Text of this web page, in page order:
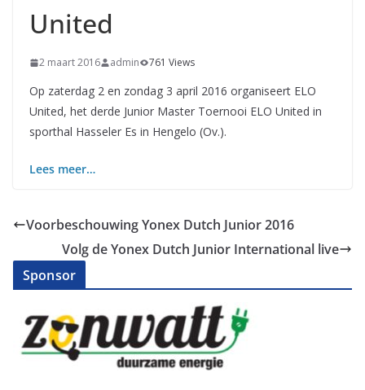
United
2 maart 2016 admin 761 Views
Op zaterdag 2 en zondag 3 april 2016 organiseert ELO
United, het derde Junior Master Toernooi ELO United in
sporthal Hasseler Es in Hengelo (Ov.).
Lees meer…
Voorbeschouwing Yonex Dutch Junior 2016
Volg de Yonex Dutch Junior International live
Sponsor